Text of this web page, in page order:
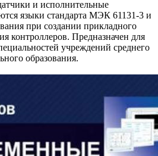
и исполнительные
языки стандарта МЭК 61131-3 и
при создании прикладного
контроллеров. Предназначен для
учреждений среднего
образования.